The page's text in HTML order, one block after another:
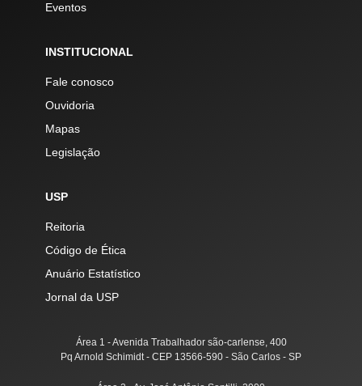
Eventos
INSTITUCIONAL
Fale conosco
Ouvidoria
Mapas
Legislação
USP
Reitoria
Código de Ética
Anuário Estatístico
Jornal da USP
Área 1 - Avenida Trabalhador são-carlense, 400
Pq Arnold Schimidt - CEP 13566-590 - São Carlos - SP